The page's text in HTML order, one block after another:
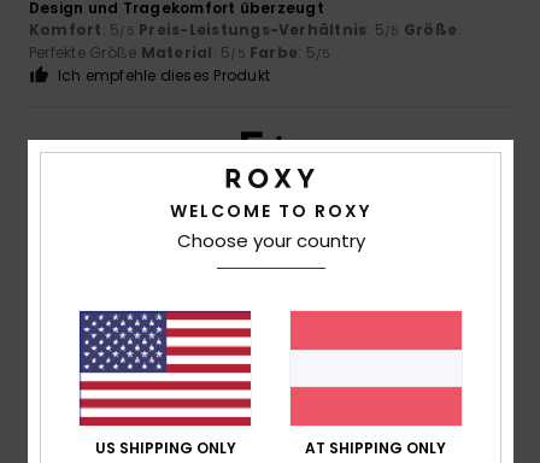
Design und Tragekomfort überzeugt
Komfort: 5/5 Preis-Leistungs-Verhältnis: 5/5 Größe:
Perfekte Größe Material: 5/5 Farbe: 5/5
Ich empfehle dieses Produkt
5/5
Komfort: 5/5 Preis-Leistungs-Verhältnis: 5/5 Größe:
Perfekte GrößeMaterial: 5/5 Farbe
Ich empfehle dieses Produkt
5 /5
WELCOME TO ROXY
Choose your country
US SHIPPING ONLY AT SHIPPING ONLY